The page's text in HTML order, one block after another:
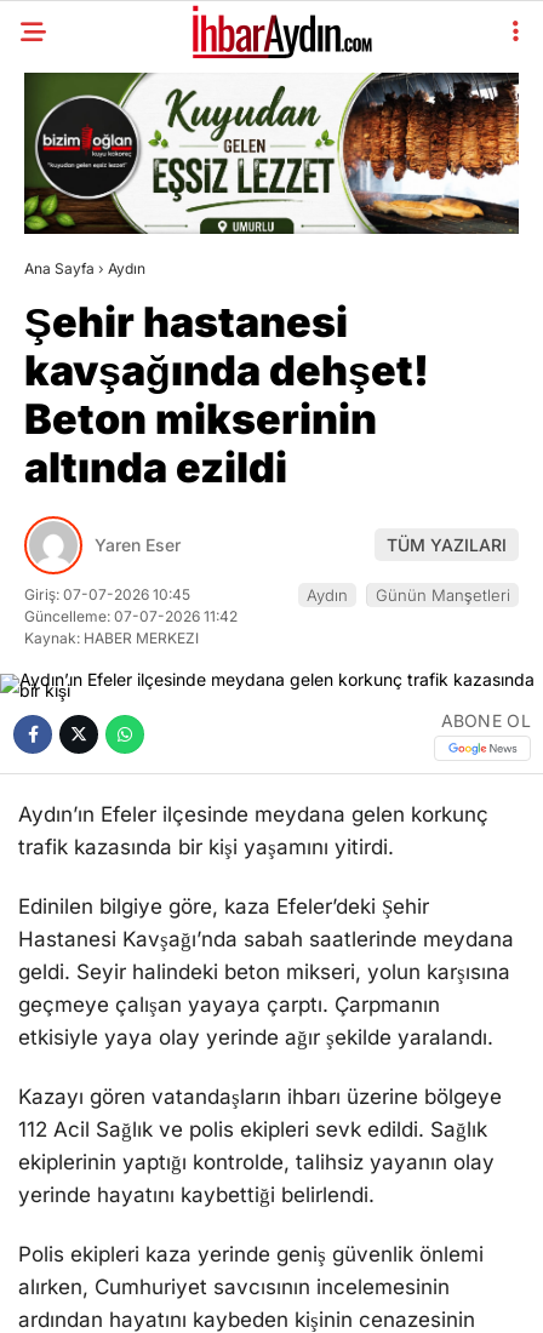
Ana Sayfa › Aydın
Şehir hastanesi
kavşağında dehşet!
Beton mikserinin
altında ezildi
Yaren Eser TÜM YAZILARI
Giriş: 07-07-2026 10:45
Güncelleme: 07-07-2026 11:42
Kaynak: HABER MERKEZI
Aydın Günün Manşetleri
ABONE OL
Aydın’ın Efeler ilçesinde meydana gelen korkunç
trafik kazasında bir kişi yaşamını yitirdi.
Edinilen bilgiye göre, kaza Efeler’deki Şehir
Hastanesi Kavşağı’nda sabah saatlerinde meydana
geldi. Seyir halindeki beton mikseri, yolun karşısına
geçmeye çalışan yayaya çarptı. Çarpmanın
etkisiyle yaya olay yerinde ağır şekilde yaralandı.
Kazayı gören vatandaşların ihbarı üzerine bölgeye
112 Acil Sağlık ve polis ekipleri sevk edildi. Sağlık
ekiplerinin yaptığı kontrolde, talihsiz yayanın olay
yerinde hayatını kaybettiği belirlendi.
Polis ekipleri kaza yerinde geniş güvenlik önlemi
alırken, Cumhuriyet savcısının incelemesinin
ardından hayatını kaybeden kişinin cenazesinin